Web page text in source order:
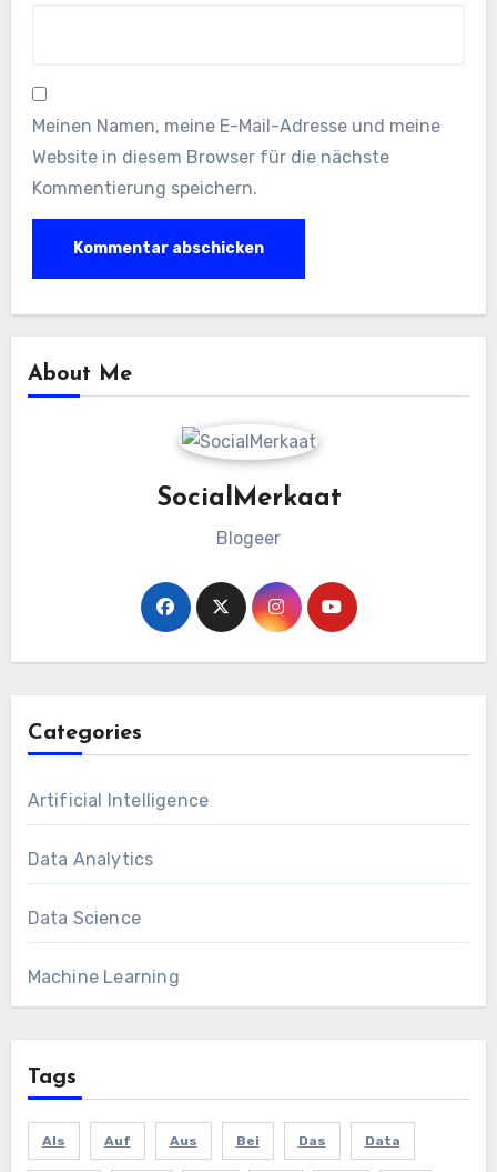
Meinen Namen, meine E-Mail-Adresse und meine
Website in diesem Browser für die nächste
Kommentierung speichern.
About Me
SocialMerkaat
Blogeer
Categories
Artificial Intelligence
Data Analytics
Data Science
Machine Learning
Tags
Als Auf Aus Bei Das Data